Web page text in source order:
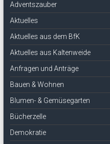
Adventszauber
Aktuelles
Aktuelles aus dem BfK
Aktuelles aus Kaltenweide
Anfragen und Anträge
Bauen & Wohnen
Blumen- & Gemüsegarten
Bücherzelle
Demokratie